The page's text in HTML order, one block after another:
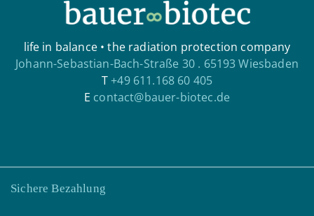
life in balance • the radiation protection company
Johann-Sebastian-Bach-Straße 30 . 65193 Wiesbaden
T+49 611.168 60 405
E contact@bauer-biotec.de
Sichere Bezahlung